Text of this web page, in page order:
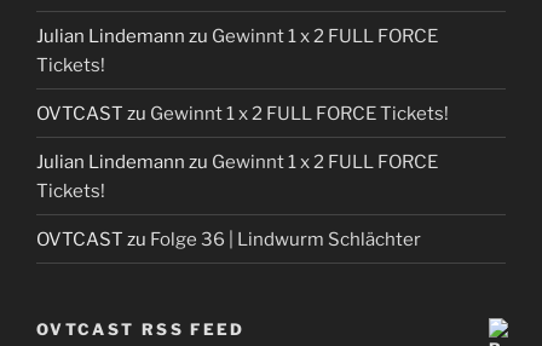
Julian Lindemann zu Gewinnt 1 x 2 FULL FORCE
Tickets!
OVTCAST zu Gewinnt 1 x 2 FULL FORCE Tickets!
Julian Lindemann zu Gewinnt 1 x 2 FULL FORCE
Tickets!
OVTCAST zu Folge 36 | Lindwurm Schlächter
OVTCAST RSS FEED